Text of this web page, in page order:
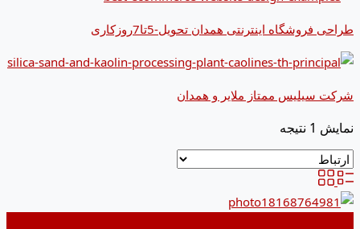
طراحی فروشگاه اینترنتی همدان تحویل-5تا7روزکاری
شرکت سیلیس ممتاز ملایر و همدان
نمایش 1 نتیجه